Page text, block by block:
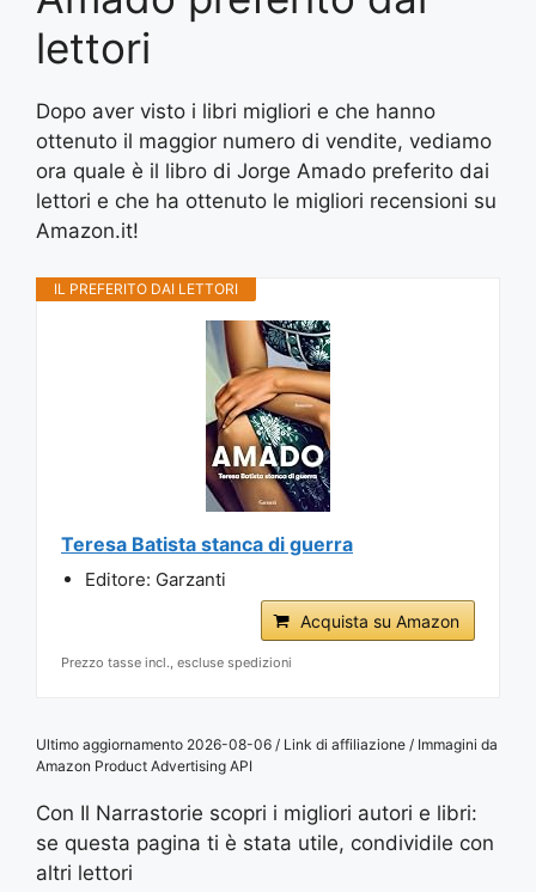
lettori
Dopo aver visto i libri migliori e che hanno
ottenuto il maggior numero di vendite, vediamo
ora quale è il libro di Jorge Amado preferito dai
lettori e che ha ottenuto le migliori recensioni su
Amazon.it!
IL PREFERITO DAI LETTORI
Teresa Batista stanca di guerra
Editore: Garzanti
Acquista su Amazon
Prezzo tasse incl., escluse spedizioni
Ultimo aggiornamento 2026-08-06 / Link di affiliazione / Immagini da
Amazon Product Advertising API
Con Il Narrastorie scopri i migliori autori e libri:
se questa pagina ti è stata utile, condividile con
altri lettori